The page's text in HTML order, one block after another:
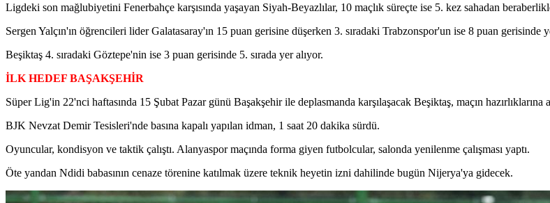
Ligdeki son mağlubiyetini Fenerbahçe karşısında yaşayan Siyah-Beyazlılar, 10 maçlık süreçte ise 5. kez sahadan
Sergen Yalçın'ın öğrencileri lider Galatasaray'ın 15 puan gerisine düşerken 3. sıradaki Trabzonspor'un ise 8 puan gerisinde
Beşiktaş 4. sıradaki Göztepe'nin ise 3 puan gerisinde 5. sırada yer alıyor.
İLK HEDEF BAŞAKŞEHİR
Süper Lig'in 22'nci haftasında 15 Şubat Pazar günü Başakşehir ile deplasmanda karşılaşacak Beşiktaş, maçın hazırlıklarına
BJK Nevzat Demir Tesisleri'nde basına kapalı yapılan idman, 1 saat 20 dakika sürdü.
Oyuncular, kondisyon ve taktik çalıştı. Alanyaspor maçında forma giyen futbolcular, salonda yenilenme çalışması yaptı.
Öte yandan Ndidi babasının cenaze törenine katılmak üzere teknik heyetin izni dahilinde bugün Nijerya'ya gidecek.